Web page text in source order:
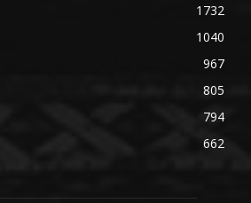
1732
1040
967
805
794
662